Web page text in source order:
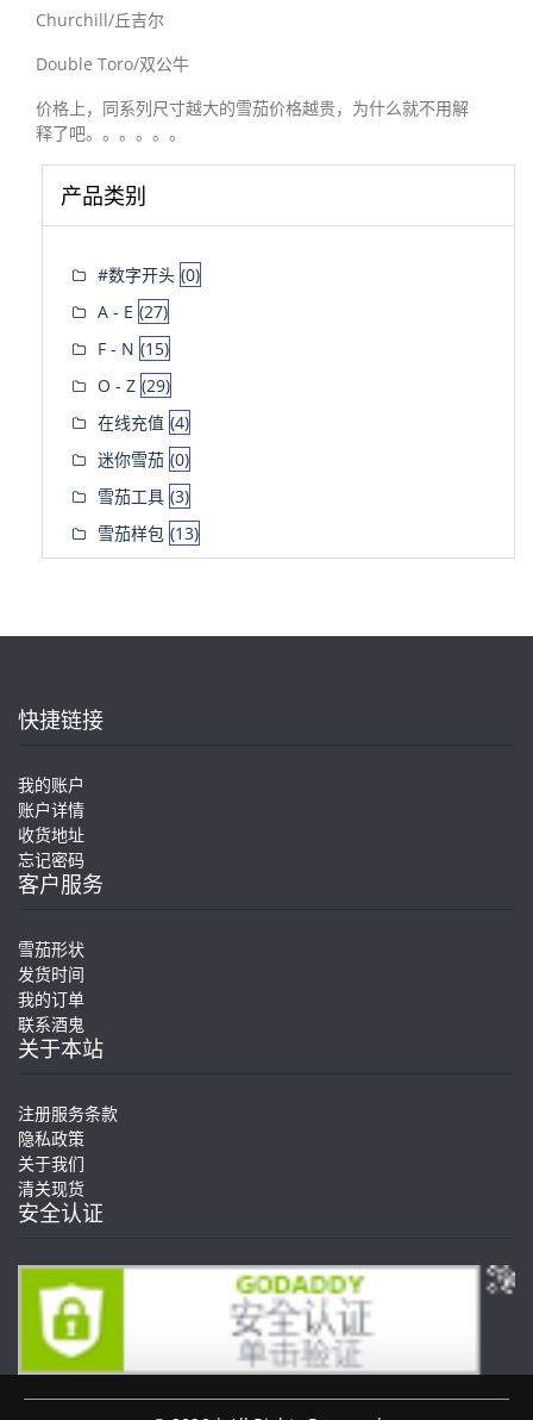
Churchill/丘吉尔
Double Toro/双公牛
价格上，同系列尺寸越大的雪茄价格越贵，为什么就不用解
释了吧。。。。。。
产品类别
#数字开头 (0)
A - E (27)
F - N (15)
O - Z (29)
在线充值 (4)
迷你雪茄 (0)
雪茄工具 (3)
雪茄样包 (13)
快捷链接
我的账户
账户详情
收货地址
忘记密码
客户服务
雪茄形状
发货时间
我的订单
联系酒鬼
关于本站
注册服务条款
隐私政策
关于我们
清关现货
安全认证